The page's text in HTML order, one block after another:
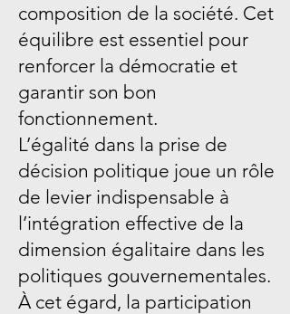
composition de la société. Cet
équilibre est essentiel pour
renforcer la démocratie et
garantir son bon
fonctionnement.
L’égalité dans la prise de
décision politique joue un rôle
de levier indispensable à
l’intégration effective de la
dimension égalitaire dans les
politiques gouvernementales.
À cet égard, la participation